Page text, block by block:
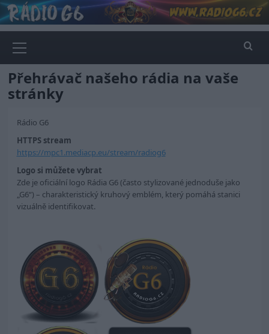
Skip
to
content
Menu
Přehrávač našeho rádia na vaše
stránky
Rádio G6
HTTPS stream
https://mpc1.mediacp.eu/stream/radiog6
Logo si můžete vybrat
Zde je oficiální logo Rádia G6 (často stylizované jednoduše jako
„G6“) – charakteristický kruhový emblém, který pomáhá stanici
vizuálně identifikovat.